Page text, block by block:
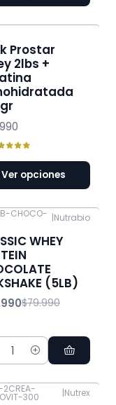
Prostar
2lbs +
Ver opciones
CHOCO- |Nutrabio
WHEY
(5LB)
$79.990
2CREA-
300 |Nutrex